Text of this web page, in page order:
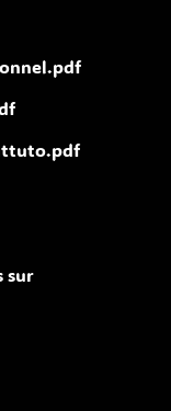
sur